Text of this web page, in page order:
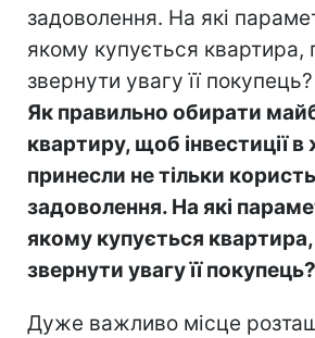
задоволення. На які
якому купується квартира,
звернути увагу її покупець?
Як правильно обирати
квартиру, щоб інвестиції
принесли не тільки
задоволення. На які
якому купується
звернути увагу її покупець?
Дуже важливо місце